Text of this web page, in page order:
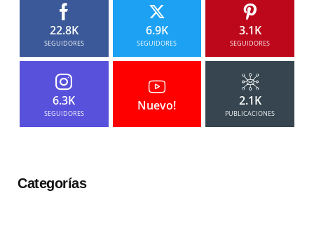
22.8K
SEGUIDORES
6.9K
SEGUIDORES
3.1K
SEGUIDORES
6.3K
SEGUIDORES
Nuevo! 2.1K
PUBLICACIONES
Categorías